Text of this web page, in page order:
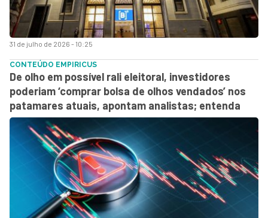
31 de julho de 2026 - 10:25
CONTEÚDO EMPIRICUS
De olho em possível rali eleitoral, investidores
poderiam ‘comprar bolsa de olhos vendados’ nos
patamares atuais, apontam analistas; entenda